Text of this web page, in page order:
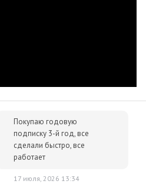
Покупаю годовую
подписку 3-й год, все
сделали быстро, все
работает
17 июля, 2026 13:34